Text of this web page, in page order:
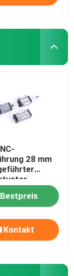
28 mm
Bestpreis
Kontakt